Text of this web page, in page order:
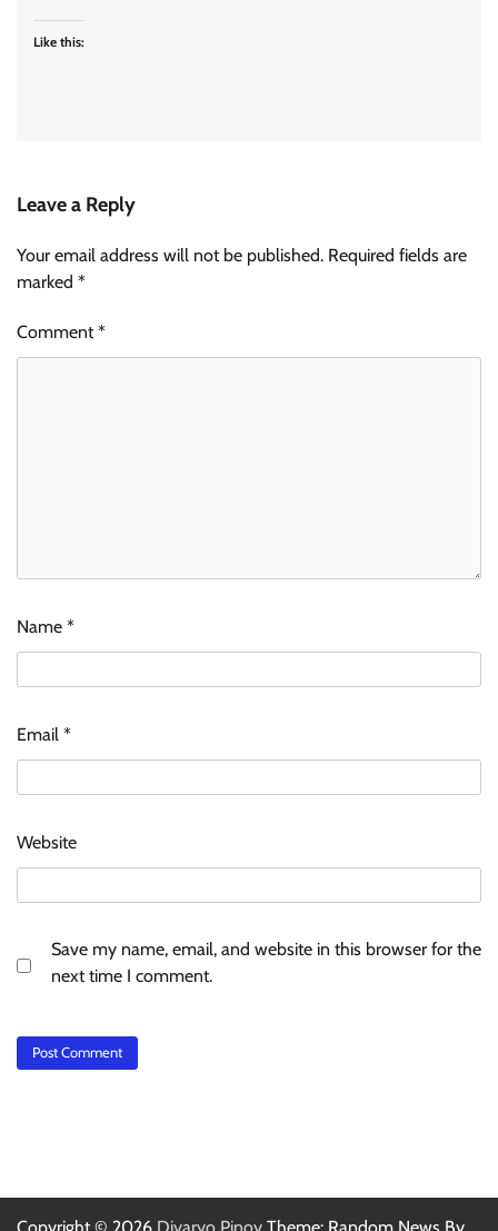
Like this:
Leave a Reply
Your email address will not be published. Required fields are
marked *
Comment*
Name *
Email *
Website
Save my name, email, and website in this browser for the
next time I comment.